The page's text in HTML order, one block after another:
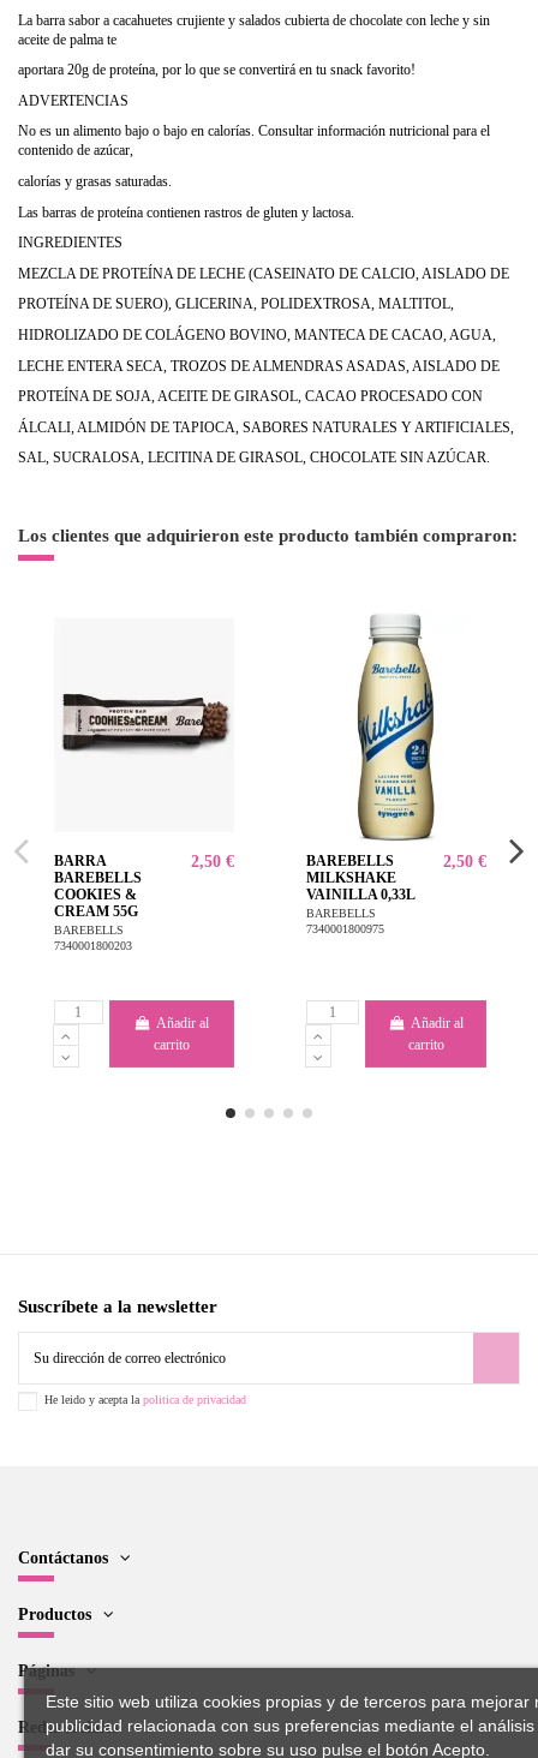
La barra sabor a cacahuetes crujiente y salados cubierta de chocolate con leche y sin
aceite de palma te
aportara 20g de proteína, por lo que se convertirá en tu snack favorito!
ADVERTENCIAS
No es un alimento bajo o bajo en calorías. Consultar información nutricional para el
contenido de azúcar,
calorías y grasas saturadas.
Las barras de proteína contienen rastros de gluten y lactosa.
INGREDIENTES
MEZCLA DE PROTEÍNA DE LECHE (CASEINATO DE CALCIO, AISLADO DE
PROTEÍNA DE SUERO), GLICERINA, POLIDEXTROSA, MALTITOL,
HIDROLIZADO DE COLÁGENO BOVINO, MANTECA DE CACAO, AGUA,
LECHE ENTERA SECA, TROZOS DE ALMENDRAS ASADAS, AISLADO DE
PROTEÍNA DE SOJA, ACEITE DE GIRASOL, CACAO PROCESADO CON
ÁLCALI, ALMIDÓN DE TAPIOCA, SABORES NATURALES Y ARTIFICIALES,
SAL, SUCRALOSA, LECITINA DE GIRASOL, CHOCOLATE SIN AZÚCAR.
Los clientes que adquirieron este producto también compraron:
BARRA
BAREBELLS
COOKIES &
CREAM 55G
BAREBELLS
7340001800203
2,50 €
Añadir al
carrito
BAREBELLS
MILKSHAKE
VAINILLA 0,33L
BAREBELLS
7340001800975
2,50 €
Añadir al
carrito
Suscríbete a la newsletter
He leido y acepta la politica de privacidad
Contáctanos
Productos
Páginas
Redes sociales
Este sitio web utiliza cookies propias y de terceros para
publicidad relacionada con sus preferencias mediante el
dar su consentimiento sobre su uso pulse el botón Acepto.